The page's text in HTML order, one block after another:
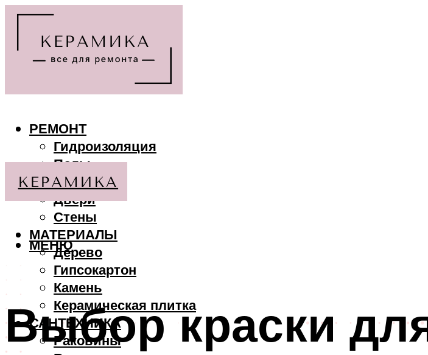
РЕМОНТ
Гидроизоляция
Полы
Потолки
Двери
Стены
МАТЕРИАЛЫ
Дерево
Гипсокартон
Камень
Керамическая плитка
САНТЕХНИКА
Раковины
МЕНЮ
Выбор краски